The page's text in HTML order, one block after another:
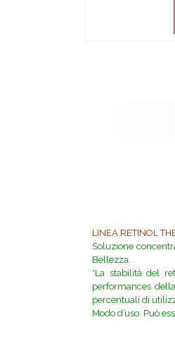
LINEA RETINOL
Soluzione
Bellezza.
*La stabilità del
performances
percentuali di
Modo d’uso: Può